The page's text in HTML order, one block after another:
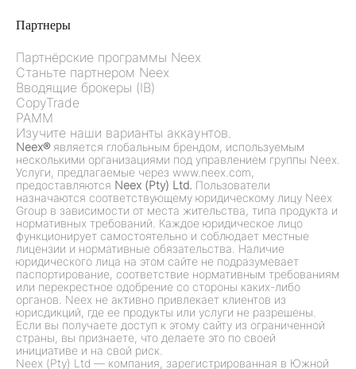
Партнеры
Партнёрские программы Neex
Станьте партнером Neex
Вводящие брокеры (IB)
CopyTrade
PAMM
Изучите наши варианты аккаунтов.
Neex®является глобальным брендом, используемым
несколькими организациями под управлением группы Neex.
Услуги, предлагаемые через www.neex.com,
предоставляются Neex (Pty) Ltd. Пользователи
назначаются соответствующему юридическому лицу Neex
Group в зависимости от места жительства, типа продукта и
нормативных требований. Каждое юридическое лицо
функционирует самостоятельно и соблюдает местные
лицензии и нормативные обязательства. Наличие
юридического лица на этом сайте не подразумевает
паспортирование, соответствие нормативным требованиям
или перекрестное одобрение со стороны каких-либо
органов. Neex не активно привлекает клиентов из
юрисдикций, где ее продукты или услуги не разрешены.
Если вы получаете доступ к этому сайту из ограниченной
страны, вы признаете, что делаете это по своей
инициативе и на свой риск.
Neex (Pty) Ltd — компания, зарегистрированная в Южной